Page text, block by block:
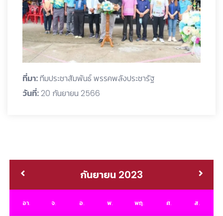
ที่มา:ทีมประชาสัมพันธ์ พรรคพลังประชารัฐ
วันที่: 20 กันยายน 2566
กันยายน 2023
อา. จ. อ. พ. พฤ. ศ. ส.